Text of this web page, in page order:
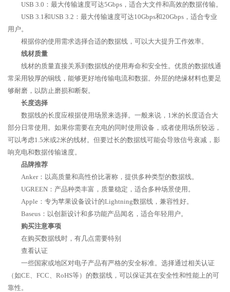
USB 3.0：最大传输速度可达5Gbps，适合大文件和高效的数据传输。
USB 3.1和USB 3.2：最大传输速度可达10Gbps和20Gbps，适合专业
用户。
根据你的使用需求选择合适的数据线，可以大大提升工作效率。
线材质量
线材的质量直接关系到数据线的使用寿命和安全性。优质的数据线通
常采用较厚的铜线，能够更好地传输电流和数据。外层的绝缘材料也要足
够耐磨，以防止磨损和断裂。
长度选择
数据线的长度应根据使用场景来选择。一般来说，1米的长度适合大
部分日常使用。如果你需要在充电的同时使用设备，或者使用场所较远，
可以考虑1.5米或2米的线材。但要过长的数据线可能会导致信号衰减，影
响充电和数据传输速度。
品牌推荐
Anker：以高质量和高性价比著称，提供多种类型的数据线。
UGREEN：产品种类丰富，质量稳定，适合多种场景使用。
Apple：专为苹果设备设计的Lightning数据线，兼容性好。
Baseus：以创新设计和多功能产品闻名，适合年轻用户。
购买注意事项
在购买数据线时，有几点需要特别
查看认证
一些国家或地区对电子产品有严格的安全标准。选择通过相关认证
（如CE、FCC、RoHS等）的数据线，可以保证其在安全性和性能上的可
靠性。